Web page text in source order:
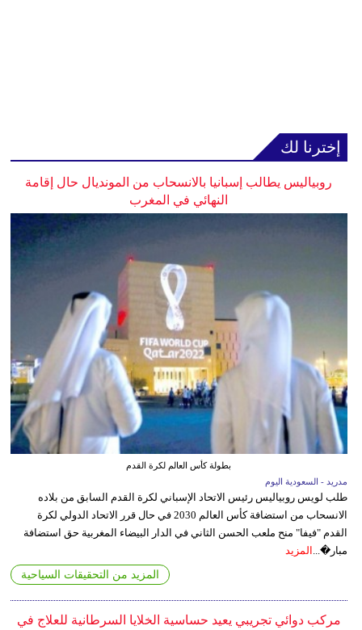
إخترنا لك
روبياليس يطالب إسبانيا بالانسحاب من المونديال حال إقامة
النهائي في المغرب
بطولة كأس العالم لكرة القدم
مدريد - السعودية اليوم
طلب لويس روبياليس رئيس الاتحاد الإسباني لكرة القدم السابق من بلاده
الانسحاب من استضافة كأس العالم 2030 في حال قرر الاتحاد الدولي لكرة
القدم "فيفا" منح ملعب الحسن الثاني في الدار البيضاء المغربية حق استضافة
مبار�... المزيد
المزيد من التحقيقات السياحية
مركب دوائي تجريبي يعيد حساسية الخلايا السرطانية للعلاج في